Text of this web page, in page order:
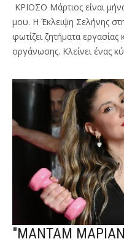
ΚΡΙΟΣΟ Μάρτιος είναι
μου. Η Έκλειψη Σελήνης
φωτίζει ζητήματα εργασίας
οργάνωσης. Κλείνει ένας
"ΜΑΝΤΑΜ